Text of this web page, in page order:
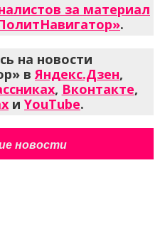
за материал
.
на новости
вЯндекс.Дзен,
, Вконтакте,
и YouTube.
новости